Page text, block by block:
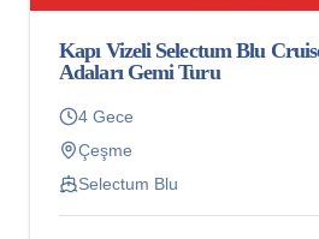
Kapı Vizeli Selectum Blu
Adaları Gemi Turu
4 Gece
Çeşme
Selectum Blu